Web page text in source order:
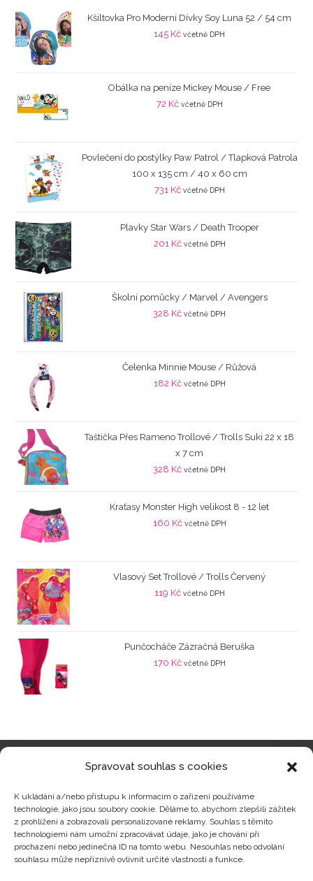
Spravovat souhlas s cookies
K ukládání a/nebo přístupu k informacím o zařízení používáme
technologie, jako jsou soubory cookie. Děláme to, abychom zlepšili zážitek
z prohlížení a zobrazovali personalizované reklamy. Souhlas s těmito
technologiemi nám umožní zpracovávat údaje, jako je chování při
procházení nebo jedinečná ID na tomto webu. Nesouhlas nebo odvolání
souhlasu může nepříznivě ovlivnit určité vlastnosti a funkce.
Kšiltovka Pro Moderní Dívky Soy Luna 52 / 54 cm
145 Kč včetně DPH
Obálka na peníze Mickey Mouse / Free
72 Kč včetně DPH
Povlečení do postýlky Paw Patrol / Tlapková Patrola
100 x 135 cm / 40 x 60 cm
731 Kč včetně DPH
Plavky Star Wars / Death Trooper
201 Kč včetně DPH
Školní pomůcky / Marvel / Avengers
328 Kč včetně DPH
Čelenka Minnie Mouse / Růžová
182 Kč včetně DPH
Taštička Přes Rameno Trollové / Trolls Suki 22 x 18
x 7 cm
328 Kč včetně DPH
Kraťasy Monster High velikost 8 - 12 let
160 Kč včetně DPH
Vlasový Set Trollové / Trolls Červený
119 Kč včetně DPH
Punčocháče Zázračná Beruška
170 Kč včetně DPH
Zajímavosti